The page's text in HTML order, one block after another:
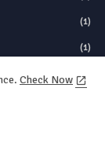
(1)
(1)
Check Now